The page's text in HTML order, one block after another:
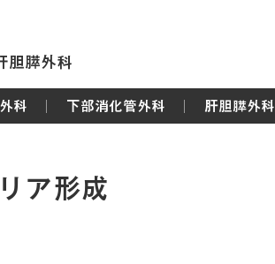
胆膵外科
科 下部消化管外科 肝胆膵外科
ア形成